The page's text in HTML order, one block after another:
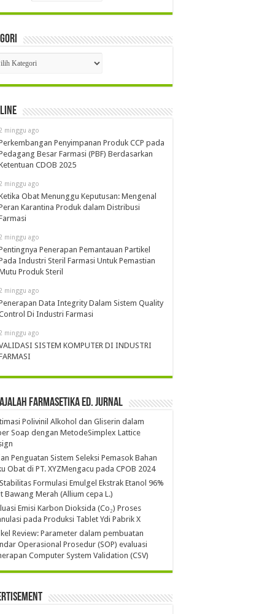
minggu ago
Penyimpanan Produk CCP pada
Besar Farmasi (PBF) Berdasarkan
CDOB 2025
minggu ago
Obat Menunggu Keputusan: Mengenal
Karantina Produk dalam Distribusi
minggu ago
Penerapan Pemantauan Partikel
Industri Steril Farmasi Untuk Pemastian
Produk Steril
minggu ago
Data Integrity Dalam Sistem Quality
Di Industri Farmasi
minggu ago
SISTEM KOMPUTER DI INDUSTRI
Farmasetika Ed. Jurnal
Polivinil Alkohol dan Gliserin dalam
Soap dengan MetodeSimplex Lattice
Penguatan Sistem Seleksi Pemasok Bahan
Obat di PT. XYZMengacu pada CPOB 2024
Formulasi Emulgel Ekstrak Etanol 96%
Bawang Merah (Allium cepa L.)
Emisi Karbon Dioksida (Co₂) Proses
pada Produksi Tablet Ydi Pabrik X
Review: Parameter dalam pembuatan
Operasional Prosedur (SOP) evaluasi
Computer System Validation (CSV)